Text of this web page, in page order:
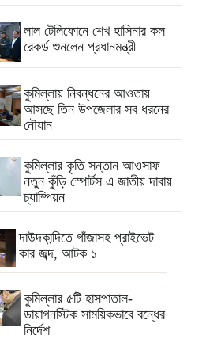
লাল টেলিফোনে শেখ হাসিনার কল
রেকর্ড শুনলেন প্রধানমন্ত্রী
কুমিল্লায় নিবন্ধনের আওতায়
আসছে তিন উপজেলার সব ধরনের
নৌযান
কুমিল্লার কৃতি সন্তান আওসাফ
নতুন কুঁড়ি স্পোর্টস এ জাতীয় দাবায়
চ্যাম্পিয়ন
দাউদকান্দিতে গাঁজাসহ প্রাইভেট
কার জব্দ, আটক ১
কুমিল্লার ৫টি হাসপাতাল-
ডায়াগনস্টিক সাময়িকভাবে বন্ধের
নির্দেশ